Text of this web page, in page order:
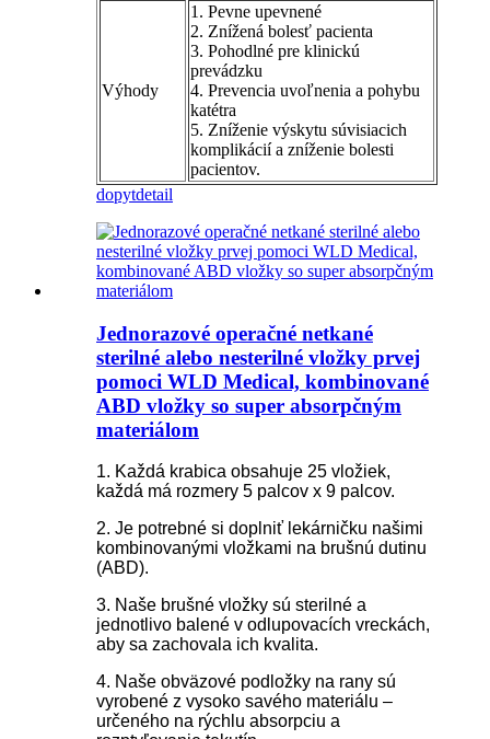
Výhody
1. Pevne upevnené
2. Znížená bolesť pacienta
3. Pohodlné pre klinickú
prevádzku
4. Prevencia uvoľnenia a pohybu
katétra
5. Zníženie výskytu súvisiacich
komplikácií a zníženie bolesti
pacientov.
dopytdetail
Jednorazové operačné netkané
sterilné alebo nesterilné vložky prvej
pomoci WLD Medical, kombinované
ABD vložky so super absorpčným
materiálom
1. Každá krabica obsahuje 25 vložiek,
každá má rozmery 5 palcov x 9 palcov.
2. Je potrebné si doplniť lekárničku našimi
kombinovanými vložkami na brušnú dutinu
(ABD).
3. Naše brušné vložky sú sterilné a
jednotlivo balené v odlupovacích vreckách,
aby sa zachovala ich kvalita.
4. Naše obväzové podložky na rany sú
vyrobené z vysoko savého materiálu –
určeného na rýchlu absorpciu a